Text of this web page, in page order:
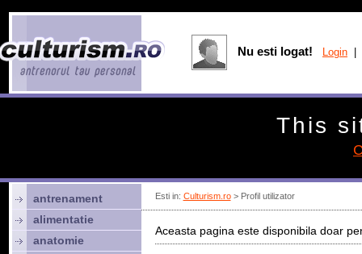
Esti in: Culturism.ro> Profil utilizator
Aceasta pagina este disponibila doar
antrenament
alimentatie
anatomie
Nu esti logat! Login
This